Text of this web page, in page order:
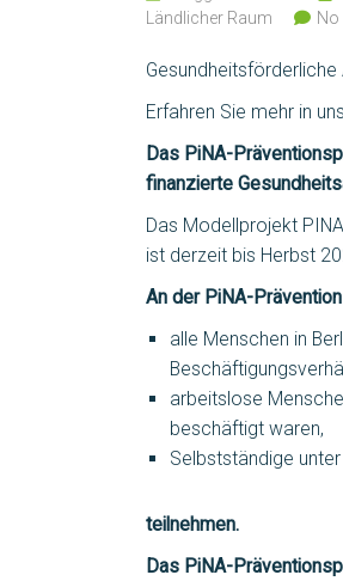
Ländlicher Raum
Erfahren Sie mehr in
Das PiNA-
finanzierte
Das Modellprojekt
ist derzeit bis Herbst
An der PiNA-
alle Menschen in
arbeitslose
beschäftigt waren,
Selbstständige
teilnehmen.
Das PiNA-